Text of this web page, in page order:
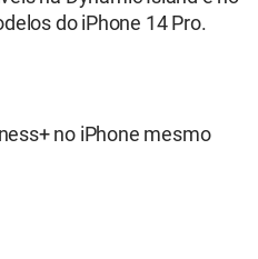
do iPhone 14 Pro.
no iPhone mesmo